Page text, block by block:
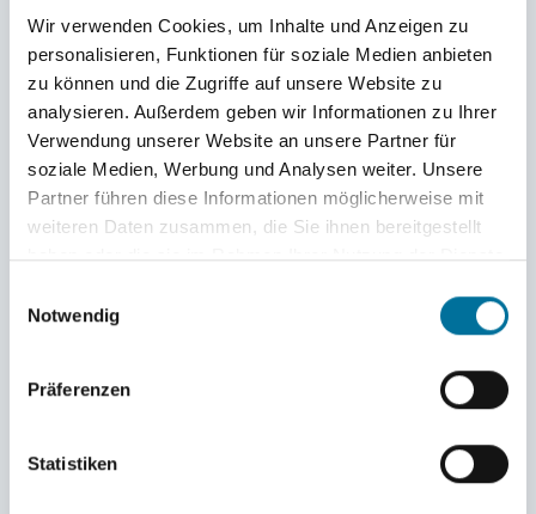
Wir verwenden Cookies, um Inhalte und Anzeigen zu
personalisieren, Funktionen für soziale Medien anbieten
zu können und die Zugriffe auf unsere Website zu
analysieren. Außerdem geben wir Informationen zu Ihrer
Verwendung unserer Website an unsere Partner für
soziale Medien, Werbung und Analysen weiter. Unsere
Partner führen diese Informationen möglicherweise mit
weiteren Daten zusammen, die Sie ihnen bereitgestellt
haben oder die sie im Rahmen Ihrer Nutzung der Dienste
Notwendig
Präferenzen
Statistiken
Törn 2025/26
Sommer 2024
Sommer 2025
Blog Sommer-Törns 2022
Unsere Schiffe
Unsere Crew
Summer 2022
Bildergalerie Helgoland
Tagestörn auf der Gulden Leeuw
Veränderungen